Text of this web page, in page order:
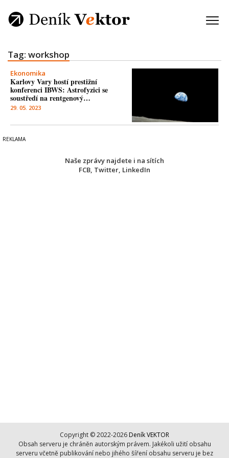
Tag: workshop
Ekonomika
Karlovy Vary hostí prestižní
konferenci IBWS: Astrofyzici se
soustředí na rentgenový…
29. 05. 2023
Naše zprávy najdete i na sítích
FCB, Twitter, LinkedIn
Copyright © 2022-2026 Deník VEKTOR
Obsah serveru je chráněn autorským právem. Jakékoli užití obsahu
serveru včetně publikování nebo jihého šíření obsahu serveru je bez